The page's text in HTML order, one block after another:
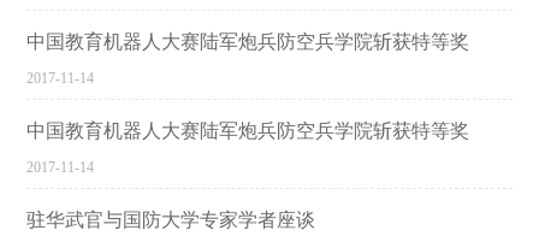
中国教育机器人大赛陆军炮兵防空兵学院斩获特等奖
2017-11-14
中国教育机器人大赛陆军炮兵防空兵学院斩获特等奖
2017-11-14
驻华武官与国防大学专家学者座谈